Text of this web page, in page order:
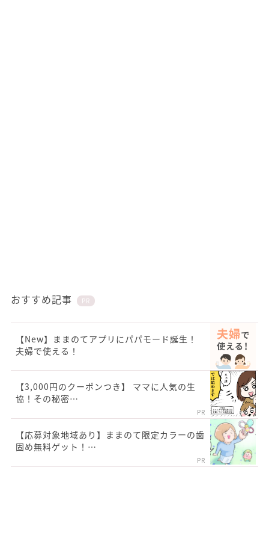
おすすめ記事 PR
【New】ままのてアプリにパパモード誕生！
夫婦で使える！
【3,000円のクーポンつき】 ママに人気の生
協！その秘密…
PR
【応募対象地域あり】ままのて限定カラーの歯
固め無料ゲット！…
PR